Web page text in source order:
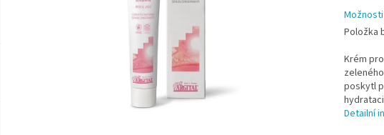
Položka
Krém
poskytl
Detailní